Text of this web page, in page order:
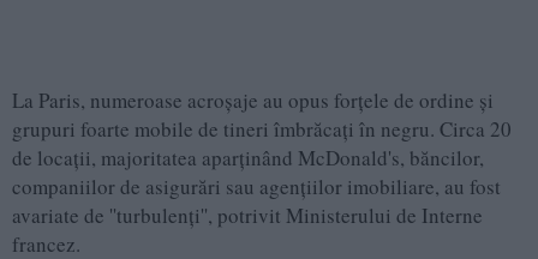
La Paris, numeroase acroşaje au opus forţele de ordine şi
grupuri foarte mobile de tineri îmbrăcaţi în negru. Circa 20
de locaţii, majoritatea aparţinând McDonald's, băncilor,
companiilor de asigurări sau agenţiilor imobiliare, au fost
avariate de ''turbulenţi'', potrivit Ministerului de Interne
francez.